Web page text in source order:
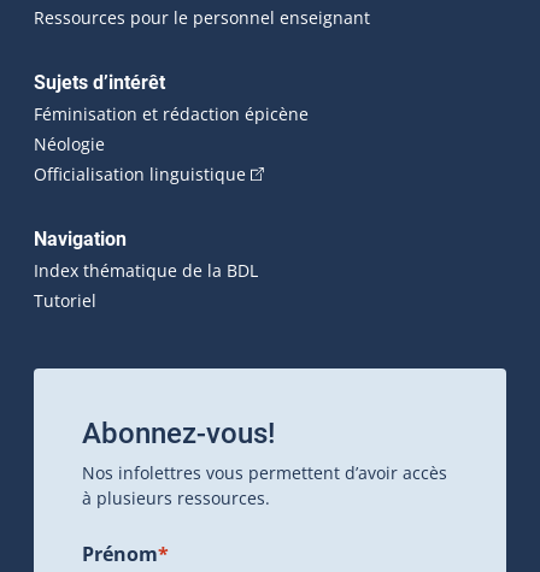
Ressources pour le personnel enseignant
Sujets d’intérêt
Féminisation et rédaction épicène
Néologie
Officialisation linguistique(Cet hyperlien externe s'ouvrira
Navigation
Index thématique de la BDL
Tutoriel
Abonnez-vous!
Nos infolettres vous permettent d’avoir accès
à plusieurs ressources.
Prénom*